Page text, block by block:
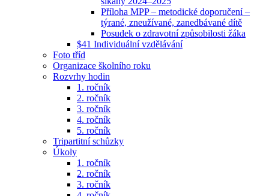
Příloha MPP – metodické doporučení –
týrané, zneužívané, zanedbávané dítě
Posudek o zdravotní způsobilosti žáka
$41 Individuální vzdělávání
Foto tříd
Organizace školního roku
Rozvrhy hodin
1. ročník
2. ročník
3. ročník
4. ročník
5. ročník
Tripartitní schůzky
Úkoly
1. ročník
2. ročník
3. ročník